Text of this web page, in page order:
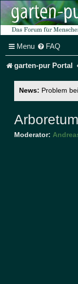
Menu FAQ
garten-pur Portal
News: Problem
Arboretum
Moderator: